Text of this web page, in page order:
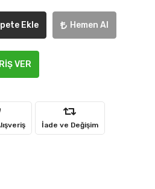
Ekle Hemen Al
VER
İade ve Değişim